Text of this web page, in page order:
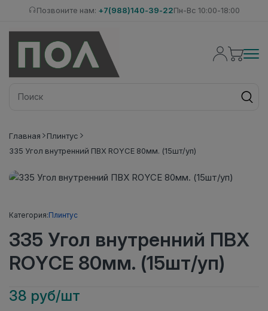
Позвоните нам: +7(988)140-39-22Пн-Вс 10:00-18:00
Главная
Плинтус
335 Угол внутренний ПВХ ROYCE 80мм. (15шт/уп)
Категория:Плинтус
335 Угол внутренний ПВХ
ROYCE 80мм. (15шт/уп)
38 руб/шт